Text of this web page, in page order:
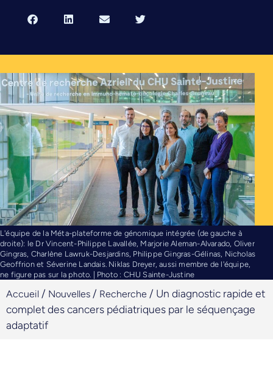
L'équipe de la Méta-plateforme de génomique intégrée (de gauche à
droite): le Dr Vincent-Philippe Lavallée, Marjorie Aleman-Alvarado, Oliver
Gingras, Charlène Lawruk-Desjardins, Philippe Gingras-Gélinas, Nicholas
Geoffrion et Séverine Landais. Niklas Dreyer, aussi membre de l'équipe,
ne figure pas sur la photo. | Photo : CHU Sainte-Justine
Accueil / Nouvelles / Recherche / Un diagnostic rapide et
complet des cancers pédiatriques par le séquençage
adaptatif